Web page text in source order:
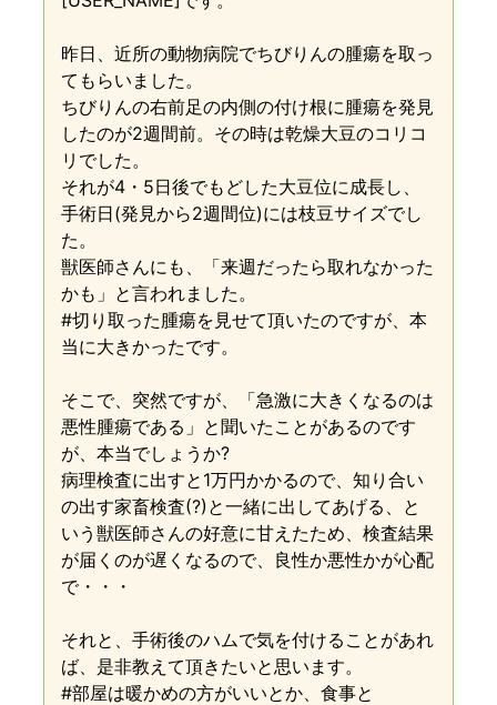
昨日、近所の動物病院でちびりんの腫瘍を取っ
てもらいました。
ちびりんの右前足の内側の付け根に腫瘍を発見
したのが2週間前。その時は乾燥大豆のコリコ
リでした。
それが4・5日後でもどした大豆位に成長し、
手術日(発見から2週間位)には枝豆サイズでし
た。
獣医師さんにも、「来週だったら取れなかった
かも」と言われました。
#切り取った腫瘍を見せて頂いたのですが、本
当に大きかったです。
そこで、突然ですが、「急激に大きくなるのは
悪性腫瘍である」と聞いたことがあるのです
が、本当でしょうか?
病理検査に出すと1万円かかるので、知り合い
の出す家畜検査(?)と一緒に出してあげる、と
いう獣医師さんの好意に甘えたため、検査結果
が届くのが遅くなるので、良性か悪性かが心配
で・・・
それと、手術後のハムで気を付けることがあれ
ば、是非教えて頂きたいと思います。
#部屋は暖かめの方がいいとか、食事と